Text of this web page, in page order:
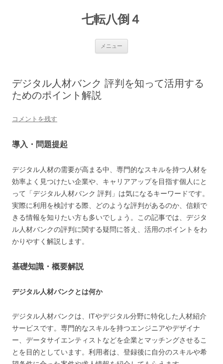
七転八倒４
メニュー
ス
キ
デジタル人材バンク 評判を知って活用する
ためのポイント解説
コメントを残す
導入・問題提起
デジタル人材の需要が高まる中、専門的なスキルを持つ人材を
効率よく見つけたい企業や、キャリアアップを目指す個人にと
って「デジタル人材バンク 評判」は気になるキーワードです。
実際に利用を検討する際、どのような評判があるのか、信頼で
きる情報を知りたい方も多いでしょう。この記事では、デジタ
ル人材バンクの評判に関する疑問に答え、活用のポイントをわ
かりやすく解説します。
基礎知識・概要解説
デジタル人材バンクとは何か
デジタル人材バンクは、ITやデジタル分野に特化した人材紹介
サービスです。専門的なスキルを持つエンジニアやデザイナ
ー、データサイエンティストなどを企業とマッチングさせるこ
とを目的としています。利用者は、登録後に自分のスキルや希